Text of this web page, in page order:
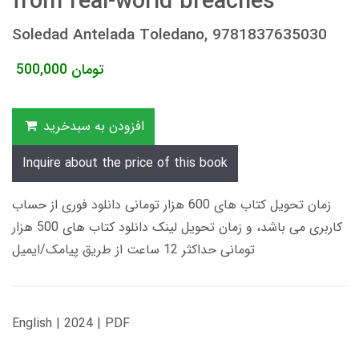
Soledad Antelada Toledano, 9781837635030
500,000 تومان
افزودن به سبدخرید
Inquire about the price of this book
زمان تحویل کتاب های 600 هزار تومانی دانلود فوری از حساب
کاربری می باشد، و زمان تحویل لینک دانلود کتاب های 500 هزار
تومانی حداکثر 12 ساعت از طریق پیامک/ایمیل
English | 2024 | PDF